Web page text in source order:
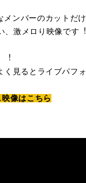
ンバーのカットだ
激メロり映像です
︕
⾒るとライブパフ
像はこちら